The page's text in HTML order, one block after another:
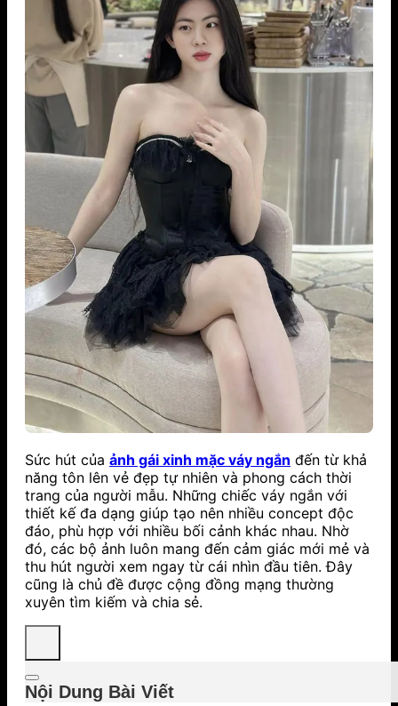
Sức hút của ảnh gái xinh mặc váy ngắn đến từ khả
năng tôn lên vẻ đẹp tự nhiên và phong cách thời
trang của người mẫu. Những chiếc váy ngắn với
thiết kế đa dạng giúp tạo nên nhiều concept độc
đáo, phù hợp với nhiều bối cảnh khác nhau. Nhờ
đó, các bộ ảnh luôn mang đến cảm giác mới mẻ và
thu hút người xem ngay từ cái nhìn đầu tiên. Đây
cũng là chủ đề được cộng đồng mạng thường
xuyên tìm kiếm và chia sẻ.
Nội Dung Bài Viết